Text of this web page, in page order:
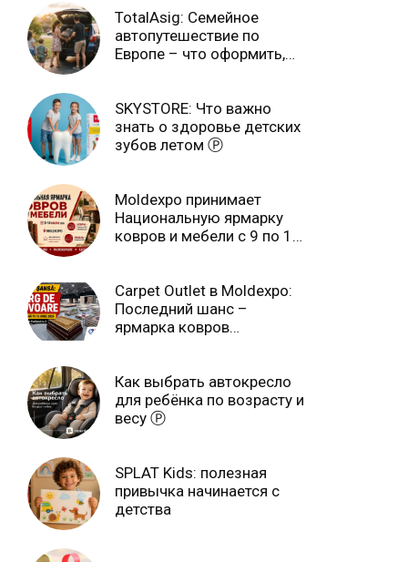
TotalAsig: Семейное
автопутешествие по
Европе – что оформить,
SKYSTORE: Что важно
знать о здоровье детских
зубов летом Ⓟ
Moldexpo принимает
Национальную ярмарку
ковров и мебели с 9 по 14
Carpet Outlet в Moldexpo:
Последний шанс –
ярмарка ковров
Как выбрать автокресло
для ребёнка по возрасту и
весу Ⓟ
SPLAT Kids: полезная
привычка начинается с
детства